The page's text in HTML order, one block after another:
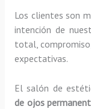
Los clientes son
intención de
total,
expectativas.
El salón de
de ojos